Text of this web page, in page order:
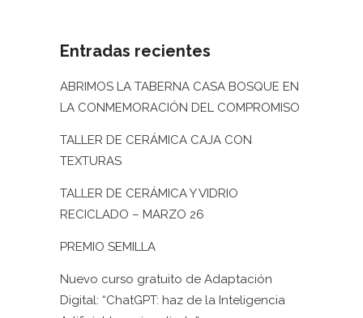
Entradas recientes
ABRIMOS LA TABERNA CASA BOSQUE EN
LA CONMEMORACIÓN DEL COMPROMISO
TALLER DE CERÁMICA CAJA CON
TEXTURAS
TALLER DE CERÁMICA Y VIDRIO
RECICLADO – MARZO 26
PREMIO SEMILLA
Nuevo curso gratuito de Adaptación
Digital: “ChatGPT: haz de la Inteligencia